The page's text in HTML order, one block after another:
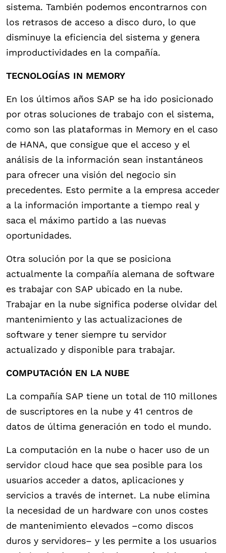
sistema. También podemos encontrarnos con
los retrasos de acceso a disco duro, lo que
disminuye la eficiencia del sistema y genera
improductividades en la compañía.
TECNOLOGÍAS IN MEMORY
En los últimos años SAP se ha ido posicionado
por otras soluciones de trabajo con el sistema,
como son las plataformas in Memory en el caso
de HANA, que consigue que el acceso y el
análisis de la información sean instantáneos
para ofrecer una visión del negocio sin
precedentes. Esto permite a la empresa acceder
a la información importante a tiempo real y
saca el máximo partido a las nuevas
oportunidades.
Otra solución por la que se posiciona
actualmente la compañía alemana de software
es trabajar con SAP ubicado en la nube.
Trabajar en la nube significa poderse olvidar del
mantenimiento y las actualizaciones de
software y tener siempre tu servidor
actualizado y disponible para trabajar.
COMPUTACIÓN EN LA NUBE
La compañía SAP tiene un total de 110 millones
de suscriptores en la nube y 41 centros de
datos de última generación en todo el mundo.
La computación en la nube o hacer uso de un
servidor cloud hace que sea posible para los
usuarios acceder a datos, aplicaciones y
servicios a través de internet. La nube elimina
la necesidad de un hardware con unos costes
de mantenimiento elevados –como discos
duros y servidores– y les permite a los usuarios